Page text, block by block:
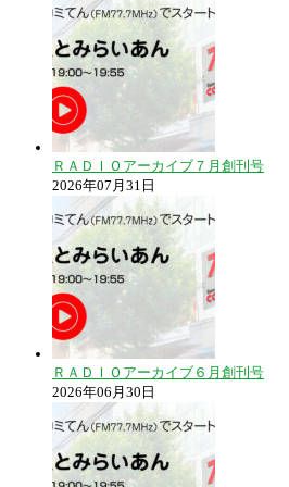
ＲＡＤＩＯアーカイブ７月創刊号
2026年07月31日
ＲＡＤＩＯアーカイブ６月創刊号
2026年06月30日